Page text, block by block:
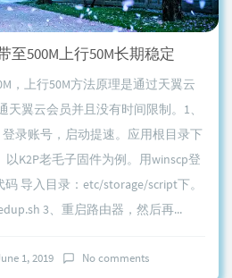
至500M上行50M长期稳定
，上行50M方法原理是通过天翼云
翼云会员并且没有时间限制。1、
录账号，启动提速。应用根目录下
K2P老毛子固件为例。用winscp登
导入目录：etc/storage/script下。
3、重启路由器，然后再...
1, 2019 No comments